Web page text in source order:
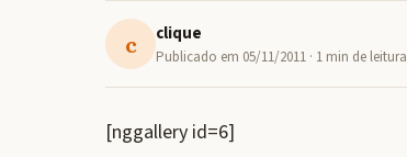
c clique
Publicado em 05/11/2011 · 1 min de leitura
[nggallery id=6]